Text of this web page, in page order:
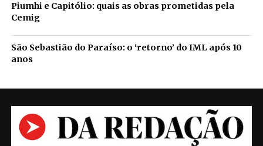
Piumhi e Capitólio: quais as obras prometidas pela
Cemig
São Sebastião do Paraíso: o ‘retorno’ do IML após 10
anos